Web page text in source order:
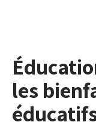
les